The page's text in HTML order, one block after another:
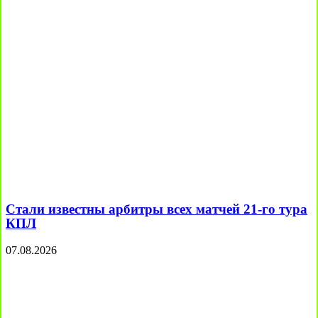
Стали известны арбитры всех матчей 21-го тура
КПЛ
07.08.2026